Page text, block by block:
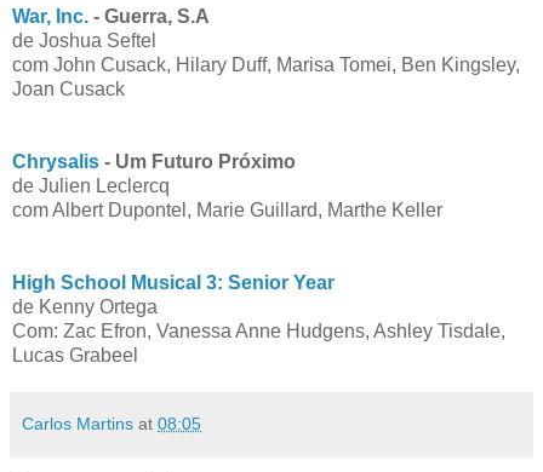
War, Inc. - Guerra, S.A
de Joshua Seftel
com John Cusack, Hilary Duff, Marisa Tomei, Ben Kingsley,
Joan Cusack
Chrysalis - Um Futuro Próximo
de Julien Leclercq
com Albert Dupontel, Marie Guillard, Marthe Keller
High School Musical 3: Senior Year
de Kenny Ortega
Com: Zac Efron, Vanessa Anne Hudgens, Ashley Tisdale,
Lucas Grabeel
Carlos Martins at 08:05